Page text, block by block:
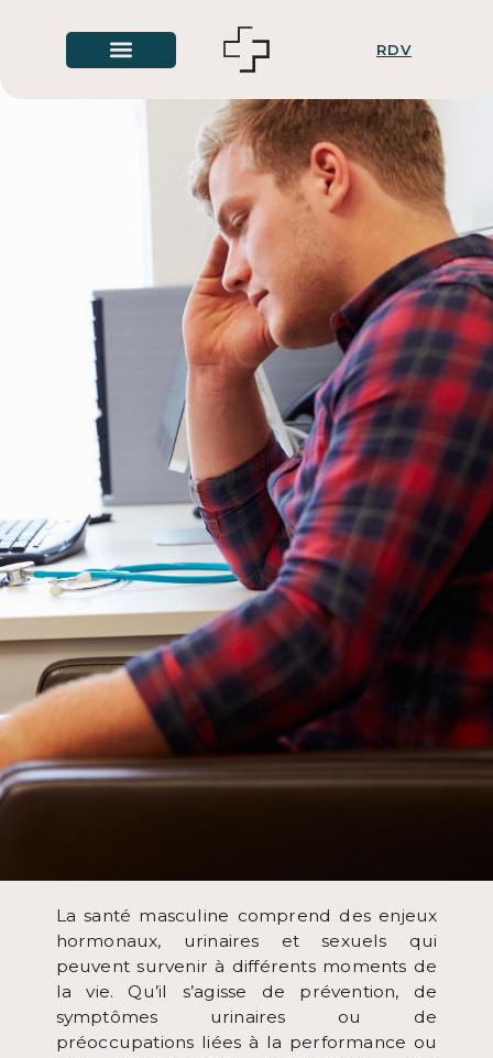
RDV
Santé des hommes
La santé masculine comprend des enjeux
hormonaux, urinaires et sexuels qui
peuvent survenir à différents moments de
la vie. Qu’il s’agisse de prévention, de
symptômes urinaires ou de
préoccupations liées à la performance ou